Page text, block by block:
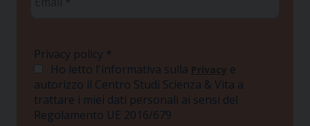
Privacy policy *
Ho letto l'informativa sulla Privacy e
autorizzo il Centro Studi Scienza & Vita a
trattare i miei dati personali ai sensi del
Regolamento UE 2016/679